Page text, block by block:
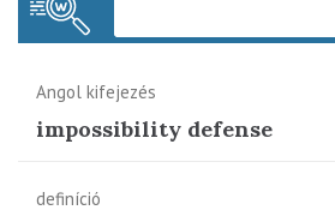
Angol kifejezés
impossibility defense
definíció